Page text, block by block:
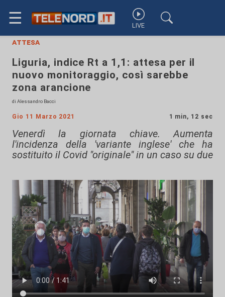
☰ LIVE
attesa
Liguria, indice Rt a 1,1: attesa per il
nuovo monitoraggio, così sarebbe
zona arancione
di Alessandro Bacci
Gio 11 Marzo 2021 1 min, 12 sec
Venerdì la giornata chiave. Aumenta
l'incidenza della 'variante inglese' che ha
sostituito il Covid "originale" in un caso su due